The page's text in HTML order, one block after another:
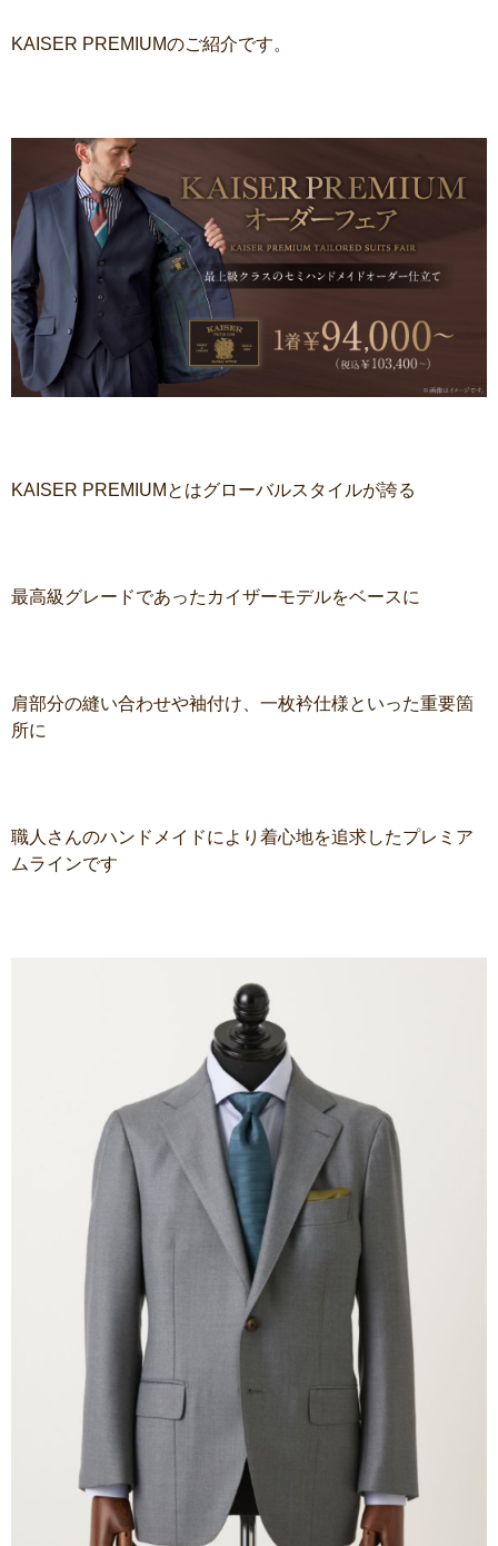
KAISER PREMIUMのご紹介です。
KAISER PREMIUMとはグローバルスタイルが誇る
最高級グレードであったカイザーモデルをベースに
肩部分の縫い合わせや袖付け、一枚衿仕様といった重要箇
所に
職人さんのハンドメイドにより着心地を追求したプレミア
ムラインです